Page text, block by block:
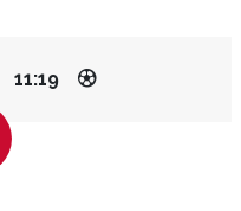
11:19